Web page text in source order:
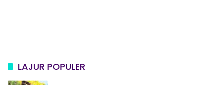
LAJUR POPULER